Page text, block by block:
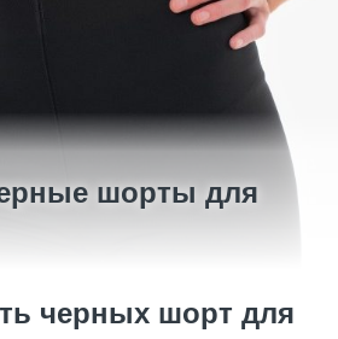
шорты для
черных шорт для